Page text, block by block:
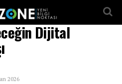
Dijital
2026